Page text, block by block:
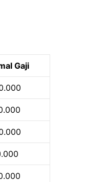
Gaji